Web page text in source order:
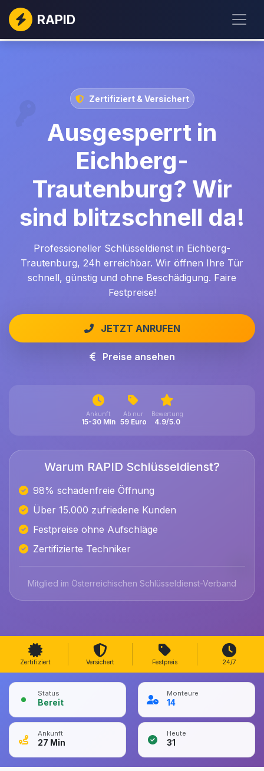
RAPID
Zertifiziert & Versichert
Ausgesperrt in
Eichberg-
Trautenburg? Wir
sind blitzschnell da!
Professioneller Schlüsseldienst in Eichberg-
Trautenburg, 24h erreichbar. Wir öffnen Ihre Tür
schnell, günstig und ohne Beschädigung. Faire
Festpreise!
JETZT ANRUFEN
Preise ansehen
Ankunft
15-30 Min
Ab nur
59 Euro
Bewertung
4.9/5.0
Warum RAPID Schlüsseldienst?
98% schadenfreie Öffnung
Über 15.000 zufriedene Kunden
Festpreise ohne Aufschläge
Zertifizierte Techniker
Mitglied im Österreichischen Schlüsseldienst-Verband
Zertifiziert Versichert Festpreis 24/7
Status
Bereit
Monteure
14
Ankunft
27 Min
Heute
31